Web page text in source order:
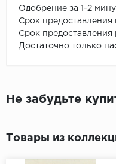
Одобрение за 1-2
Срок предоставления
Срок предоставления
Достаточно только
Не забудьте
Товары из